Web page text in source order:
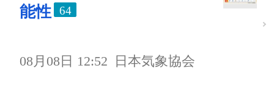
能性
64
08月08日 12:52 日本気象協会